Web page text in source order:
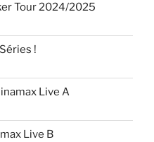
Tour 2024/2025
!
Live A
Live B